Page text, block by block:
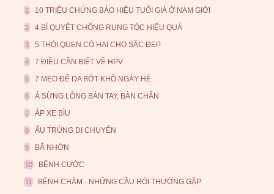
1 10 TRIỆU CHỨNG BÁO HIỆU TUỔI GIÀ Ở NAM GIỚI
2 4 BÍ QUYẾT CHỐNG RỤNG TÓC HIỆU QUẢ
3 5 THÓI QUEN CÓ HẠI CHO SẮC ĐẸP
4 7 ĐIỀU CẦN BIẾT VỀ HPV
5 7 MẸO ĐỂ DA BỚT KHÔ NGÀY HÈ
6 Á SỪNG LÒNG BÀN TAY, BÀN CHÂN
7 ÁP XE BÌU
8 ẤU TRÙNG DI CHUYỂN
9 BÃ NHỜN
10 BỆNH CƯỚC
11 BỆNH CHÀM - NHỮNG CÂU HỎI THƯỜNG GẶP